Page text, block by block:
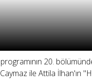
20.
ile Attila İlhan'ın